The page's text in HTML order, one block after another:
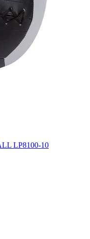
LP8100-10